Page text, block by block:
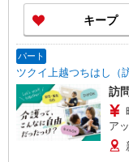
（
含
キープ
パート
ツクイ上越つちはし（
訪
ア
深
・